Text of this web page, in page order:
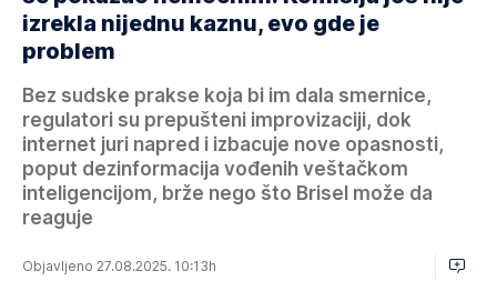
izrekla nijednu kaznu, evo gde je
problem
Bez sudske prakse koja bi im dala smernice,
regulatori su prepušteni improvizaciji, dok
internet juri napred i izbacuje nove opasnosti,
poput dezinformacija vođenih veštačkom
inteligencijom, brže nego što Brisel može da
reaguje
Objavljeno 27.08.2025. 10:13h